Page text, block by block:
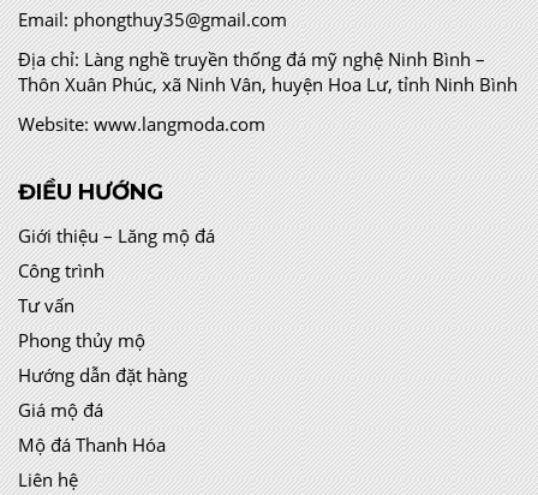
Email: phongthuy35@gmail.com
Địa chỉ:Làng nghề truyền thống đá mỹ nghệ Ninh Bình –
Thôn Xuân Phúc, xã Ninh Vân, huyện Hoa Lư, tỉnh Ninh Bình
Website: www.langmoda.com
ĐIỀU HƯỚNG
Giới thiệu – Lăng mộ đá
Công trình
Tư vấn
Phong thủy mộ
Hướng dẫn đặt hàng
Giá mộ đá
Mộ đá Thanh Hóa
Liên hệ